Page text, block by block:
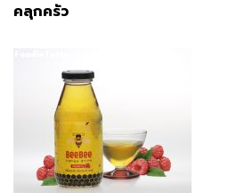
คลุกครัว